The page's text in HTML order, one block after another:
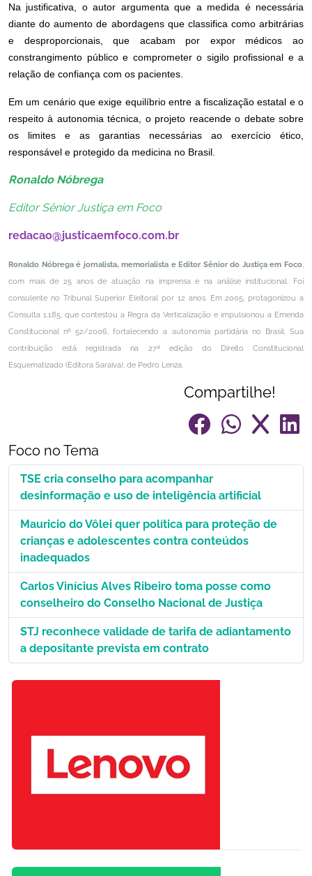
Na justificativa, o autor argumenta que a medida é necessária
diante do aumento de abordagens que classifica como arbitrárias
e desproporcionais, que acabam por expor médicos ao
constrangimento público e comprometer o sigilo profissional e a
relação de confiança com os pacientes.
Em um cenário que exige equilíbrio entre a fiscalização estatal e o
respeito à autonomia técnica, o projeto reacende o debate sobre
os limites e as garantias necessárias ao exercício ético,
responsável e protegido da medicina no Brasil.
Ronaldo Nóbrega
Editor Sênior Justiça em Foco
redacao@justicaemfoco.com.br
Ronaldo Nóbrega é jornalista, memorialista e Editor Sênior do Justiça em Foco,
com mais de 25 anos de atuação na imprensa e na análise institucional. Foi
consulente no Tribunal Superior Eleitoral por 12 anos. Em 2005, protagonizou a
Consulta 1.185, que contestou a Regra da Verticalização e impulsionou a Emenda
Constitucional nº 52/2006, fortalecendo a autonomia partidária no Brasil. Sua
contribuição está registrada na 27ª edição do Direito Constitucional
Esquematizado (Editora Saraiva), de Pedro Lenza.
Compartilhe!
Foco no Tema
TSE cria conselho para acompanhar
desinformação e uso de inteligência artificial
Mauricio do Vôlei quer política para proteção de
crianças e adolescentes contra conteúdos
inadequados
Carlos Vinícius Alves Ribeiro toma posse como
conselheiro do Conselho Nacional de Justiça
STJ reconhece validade de tarifa de adiantamento
a depositante prevista em contrato